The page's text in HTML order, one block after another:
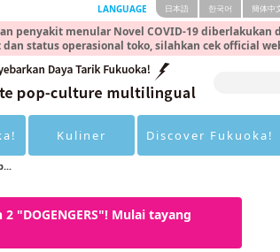
penyakit menular Novel COVID-19 diberlakukan
status operasional toko, silahkan cek official
LANGUAGE 日本語 한국어 簡体中
Kuliner Discover Fukuoka!
"DOGENGERS"! Mulai tayang